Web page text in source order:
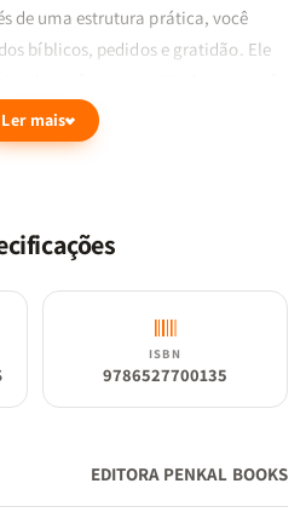
de uma estrutura prática, você
bíblicos, pedidos e gratidão. Ele
fé e reconheça as bênçãos ao
mais: seu tempo com Deus
Ler mais
ISBN
9786527700135
EDITORA PENKAL BOOKS